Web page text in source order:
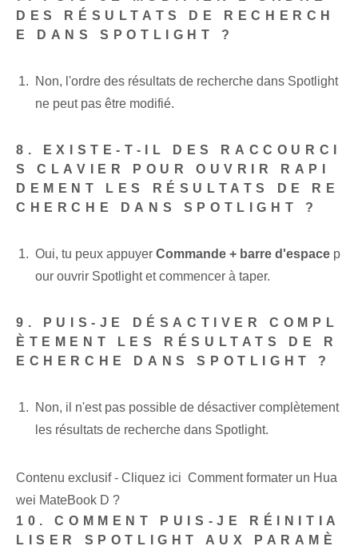
DES RÉSULTATS DE RECHERCH
E DANS SPOTLIGHT ?
Non, l'ordre des résultats de recherche dans Spotlight
ne peut pas être modifié.
8. EXISTE-T-IL DES RACCOURCI
S CLAVIER POUR OUVRIR RAPI
DEMENT LES RÉSULTATS DE RE
CHERCHE DANS SPOTLIGHT ?
Oui, tu peux appuyer Commande + barre d'espace p
our ouvrir Spotlight et commencer à taper.
9. PUIS-JE DÉSACTIVER COMPL
ÈTEMENT LES RÉSULTATS DE R
ECHERCHE DANS SPOTLIGHT ?
Non, il n'est pas possible de désactiver complètement
les résultats de recherche dans Spotlight.
Contenu exclusif - Cliquez ici Comment formater un Hua
wei MateBook D ?
10. COMMENT PUIS-JE RÉINITIA
LISER SPOTLIGHT AUX PARAMÈ